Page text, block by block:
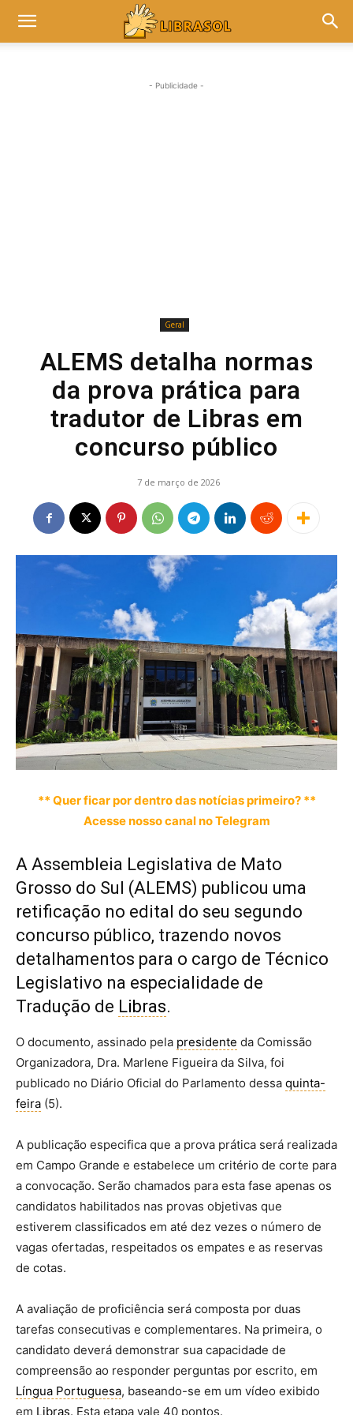
- Publicidade -
Geral
ALEMS detalha normas
da prova prática para
tradutor de Libras em
concurso público
7 de março de 2026
** Quer ficar por dentro das notícias primeiro? **
Acesse nosso canal no Telegram
A Assembleia Legislativa de Mato
Grosso do Sul (ALEMS) publicou uma
retificação no edital do seu segundo
concurso público, trazendo novos
detalhamentos para o cargo de Técnico
Legislativo na especialidade de
Tradução de Libras.
O documento, assinado pela presidente da Comissão
Organizadora, Dra. Marlene Figueira da Silva, foi
publicado no Diário Oficial do Parlamento dessa quinta-
feira (5).
A publicação especifica que a prova prática será realizada
em Campo Grande e estabelece um critério de corte para
a convocação. Serão chamados para esta fase apenas os
candidatos habilitados nas provas objetivas que
estiverem classificados em até dez vezes o número de
vagas ofertadas, respeitados os empates e as reservas
de cotas.
A avaliação de proficiência será composta por duas
tarefas consecutivas e complementares. Na primeira, o
candidato deverá demonstrar sua capacidade de
compreensão ao responder perguntas por escrito, em
Língua Portuguesa, baseando-se em um vídeo exibido
em Libras. Esta etapa vale 40 pontos.